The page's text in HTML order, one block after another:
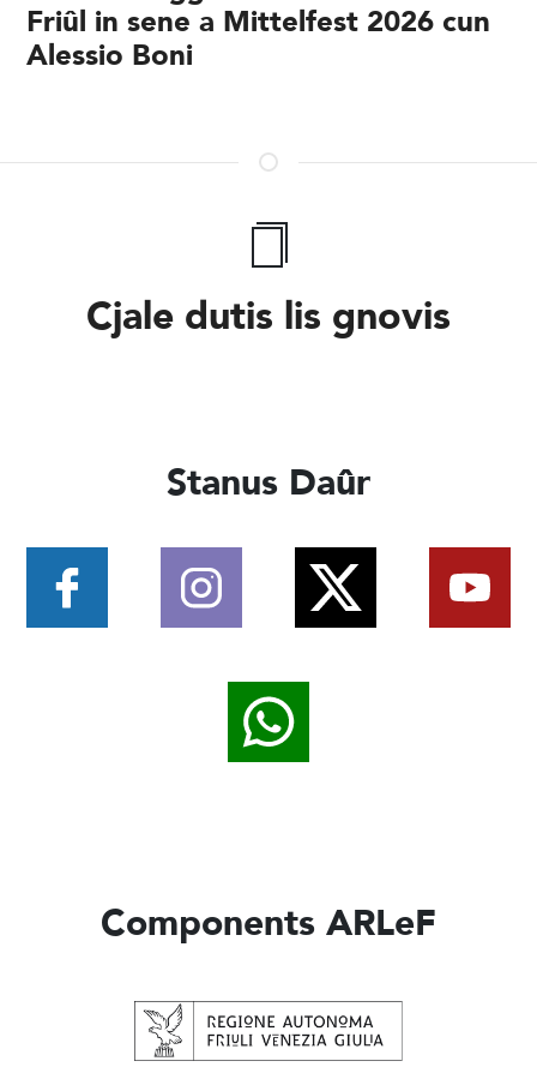
Friûl in sene a Mittelfest 2026 cun
Alessio Boni
Cjale dutis lis gnovis
Stanus Daûr
Components ARLeF